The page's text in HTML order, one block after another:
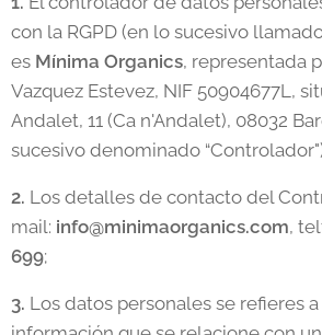
con la RGPD (en lo sucesivo
es Mínima Organics, representada
Vazquez Estevez, NIF 50904677L,
Andalet, 11 (Ca n'Andalet), 08032
sucesivo denominado
2. Los detalles de contacto del
mail: info@minimaorganics.com,
699;
3. Los datos personales se refieres